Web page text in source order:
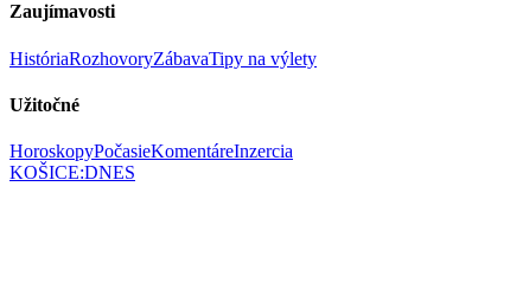
Zaujímavosti
HistóriaRozhovoryZábavaTipy na výlety
Užitočné
HoroskopyPočasieKomentáreInzercia
KOŠICE:DNES